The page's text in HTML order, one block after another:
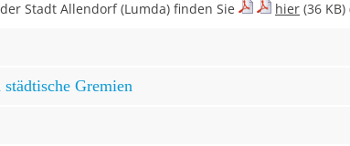
Stadt Allendorf (Lumda) finden Sie hier (36 KB)
Gremien